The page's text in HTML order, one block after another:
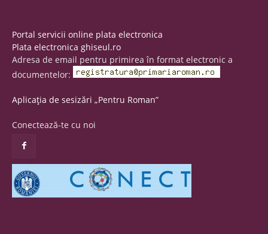
Portal servicii online plata electronica
Plata electronica ghiseul.ro
Adresa de email pentru primirea în format electronic a
documentelor:
Aplicația de sesizări „Pentru Roman”
Conectează-te cu noi